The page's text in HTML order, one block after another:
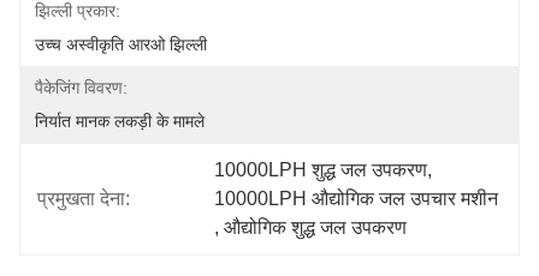
झिल्ली प्रकार:
उच्च अस्वीकृति आरओ झिल्ली
पैकेजिंग विवरण:
निर्यात मानक लकड़ी के मामले
प्रमुखता देना:
10000LPH शुद्ध जल उपकरण,
10000LPH औद्योगिक जल उपचार मशीन
, औद्योगिक शुद्ध जल उपकरण